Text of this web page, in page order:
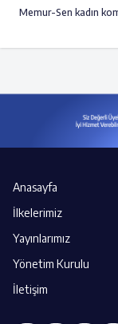
Memur-Sen kadın
Anasayfa
İlkelerimiz
Yayınlarımız
Yönetim Kurulu
İletişim